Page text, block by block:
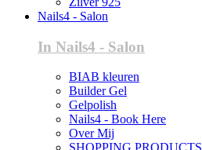
Nails4 - Salon
In Nails4 - Salon
BIAB kleuren
Builder Gel
Gelpolish
Nails4 - Book Here
Over Mij